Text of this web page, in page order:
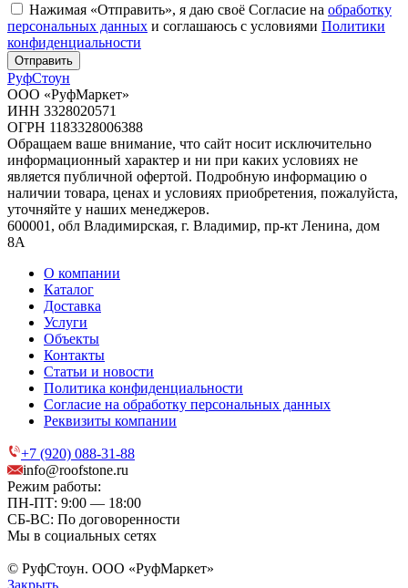
Нажимая «Отправить», я даю своё Согласие на обработку
персональных данных и соглашаюсь с условиями Политики
конфиденциальности
Отправить
РуфСтоун
ООО «РуфМаркет»
ИНН 3328020571
ОГРН 1183328006388
Обращаем ваше внимание, что сайт носит исключительно
информационный характер и ни при каких условиях не
является публичной офертой. Подробную информацию о
наличии товара, ценах и условиях приобретения, пожалуйста,
уточняйте у наших менеджеров.
600001, обл Владимирская, г. Владимир, пр-кт Ленина, дом
8А
О компании
Каталог
Доставка
Услуги
Объекты
Контакты
Статьи и новости
Политика конфиденциальности
Согласие на обработку персональных данных
Реквизиты компании
+7 (920) 088-31-88
info@roofstone.ru
Режим работы:
ПН-ПТ: 9:00 — 18:00
СБ-ВС: По договоренности
Мы в социальных сетях
© РуфСтоун. ООО «РуфМаркет»
Закрыть